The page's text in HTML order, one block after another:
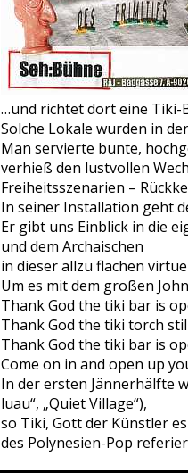
…und richtet dort eine Tiki-
Solche Lokale wurden in
Man servierte bunte,
verhieß den lustvollen
Freiheitsszenarien –
In seiner Installation geht
Er gibt uns Einblick in die
und dem Archaischen
in dieser allzu flachen
Um es mit dem großen
Thank God the tiki bar is
Thank God the tiki torch
Thank God the tiki bar is
Come on in and open up
In der ersten Jännerhälfte
luau“, „Quiet Village“),
so Tiki, Gott der Künstler
des Polynesien-Pop